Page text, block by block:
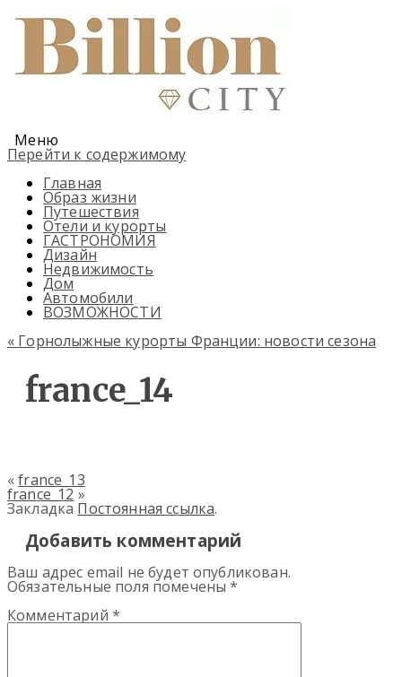
Меню
Перейти к содержимому
Главная
Образ жизни
Путешествия
Отели и курорты
ГАСТРОНОМИЯ
Дизайн
Недвижимость
Дом
Автомобили
ВОЗМОЖНОСТИ
« Горнолыжные курорты Франции: новости сезона
france_14
«france_13
france_12 »
Закладка Постоянная ссылка.
Добавить комментарий
Ваш адрес email не будет опубликован.
Обязательные поля помечены*
Комментарий *